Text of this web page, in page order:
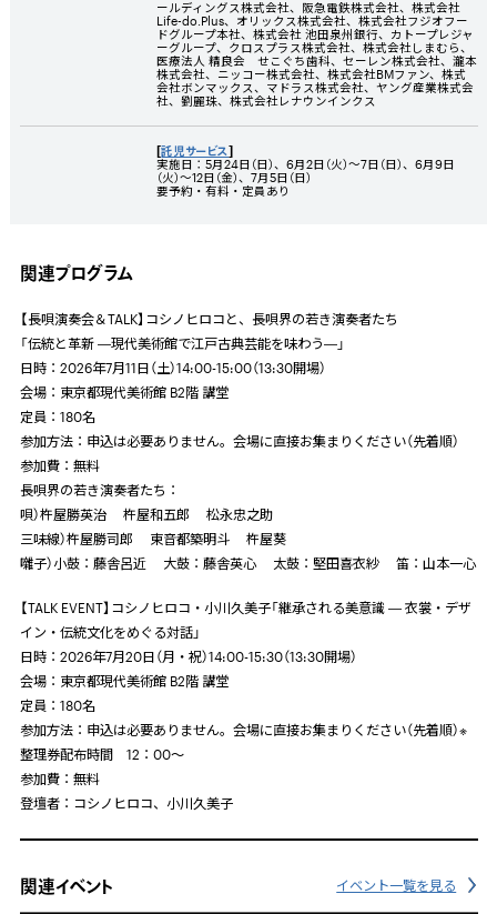
ールディングス株式会社、阪急電鉄株式会社、株式会社
Life-do.Plus、オリックス株式会社、株式会社フジオフー
ドグループ本社、株式会社 池田泉州銀行、カトープレジャ
ーグループ、クロスプラス株式会社、株式会社しまむら、
医療法人 精良会 せこぐち歯科、セーレン株式会社、瀧本
株式会社、ニッコー株式会社、株式会社BMファン、株式
会社ボンマックス、マドラス株式会社、ヤング産業株式会
社、劉麗珠、株式会社レナウンインクス
[託児サービス]
実施日：5月24日（日）、6月2日（火）～7日（日）、6月9日
（火）～12日（金）、7月5日（日）
要予約・有料・定員あり
関連プログラム
【長唄演奏会＆TALK】コシノヒロコと、長唄界の若き演奏者たち
「伝統と革新 ―現代美術館で江戸古典芸能を味わう―」
日時： 2026年7月 11日（土）14:00-15:00（13:30開場）
会場：東京都現代美術館B2階 講堂
定員： 180名
参加方法：申込は必要ありません。会場に直接お集まりください（先着順）
参加費：無料
長唄界の若き演奏者たち：
唄）杵屋勝英治 杵屋和五郎 松永忠之助
三味線）杵屋勝司郎 東音都築明斗 杵屋葵
囃子）小鼓：藤舎呂近 大鼓：藤舎英心 太鼓：堅田喜衣紗 笛：山本一心
【TALK EVENT】コシノヒロコ・小川久美子「継承される美意識 ― 衣裳・デザ
イン・伝統文化をめぐる対話」
日時： 2026年7月20日（月・祝）14:00-15:30（13:30開場）
会場：東京都現代美術館 B2階 講堂
定員： 180名
参加方法：申込は必要ありません。会場に直接お集まりください（先着順）※
整理券配布時間 12：00〜
参加費：無料
登壇者：コシノヒロコ、小川久美子
関連イベント イベント一覧を見る